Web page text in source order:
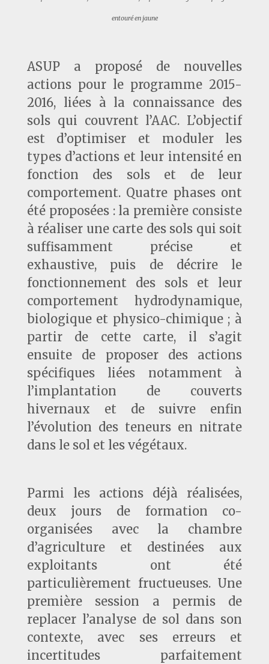
entouré en jaune
ASUP a proposé de nouvelles
actions pour le programme 2015-
2016, liées à la connaissance des
sols qui couvrent l’AAC. L’objectif
est d’optimiser et moduler les
types d’actions et leur intensité en
fonction des sols et de leur
comportement. Quatre phases ont
été proposées : la première consiste
à réaliser une carte des sols qui soit
suffisamment précise et
exhaustive, puis de décrire le
fonctionnement des sols et leur
comportement hydrodynamique,
biologique et physico-chimique ; à
partir de cette carte, il s’agit
ensuite de proposer des actions
spécifiques liées notamment à
l’implantation de couverts
hivernaux et de suivre enfin
l’évolution des teneurs en nitrate
dans le sol et les végétaux.
Parmi les actions déjà réalisées,
deux jours de formation co-
organisées avec la chambre
d’agriculture et destinées aux
exploitants ont été
particulièrement fructueuses. Une
première session a permis de
replacer l’analyse de sol dans son
contexte, avec ses erreurs et
incertitudes parfaitement